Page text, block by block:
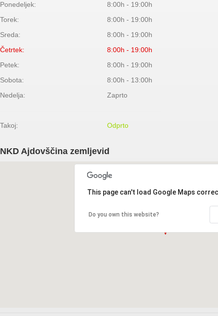
Ponedeljek:
8:00h - 19:00h
Torek:
8:00h - 19:00h
Sreda:
8:00h - 19:00h
Četrtek:
8:00h - 19:00h
Petek:
8:00h - 19:00h
Sobota:
8:00h - 13:00h
Nedelja:
Zaprto
Takoj: Odprto
NKD Ajdovščina zemljevid
This page can't load Google Maps
Do you own this website?